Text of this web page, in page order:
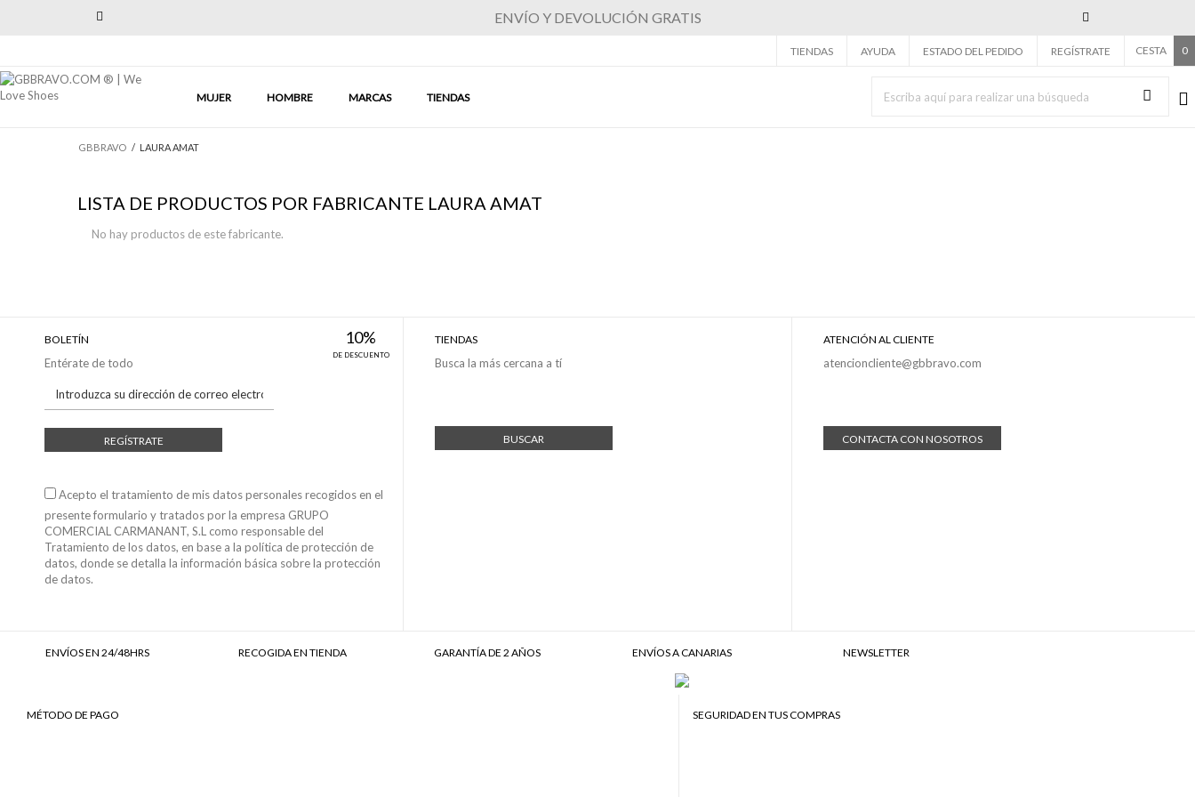
ENVÍO Y DEVOLUCIÓN GRATIS
CESTA 0
REGÍSTRATE
ESTADO DEL PEDIDO
AYUDA
TIENDAS
MUJER HOMBRE MARCAS TIENDAS
GBBRAVO / LAURA AMAT
LISTA DE PRODUCTOS POR FABRICANTE LAURA AMAT
No hay productos de este fabricante.
10%
DE DESCUENTO
BOLETÍN
Entérate de todo
REGÍSTRATE
Acepto el tratamiento de mis datos personales recogidos en el
presente formulario y tratados por la empresa GRUPO
COMERCIAL CARMANANT, S.L como responsable del
Tratamiento de los datos, en base a la política de protección de
datos, donde se detalla la información básica sobre la protección
de datos.
TIENDAS
Busca la más cercana a tí
BUSCAR
ATENCIÓN AL CLIENTE
atencioncliente@gbbravo.com
CONTACTA CON NOSOTROS
ENVÍOS EN 24/48HRS RECOGIDA EN TIENDA GARANTÍA DE 2 AÑOS ENVÍOS A CANARIAS NEWSLETTER
MÉTODO DE PAGO SEGURIDAD EN TUS COMPRAS